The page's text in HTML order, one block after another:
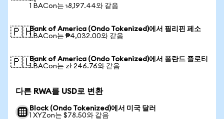
1 BACon는 ৳8,197.44와 같음
🇵🇭Bank of America (Ondo Tokenized)에서 필리핀 페소
1 BACon는 ₱4,032.00와 같음
🇵🇱Bank of America (Ondo Tokenized)에서 폴란드 즐로티
1 BACon는 zł 246.76와 같음
다른 RWA를 USD로 변환
Block (Ondo Tokenized)에서 미국 달러
1 XYZon는 $78.50와 같음